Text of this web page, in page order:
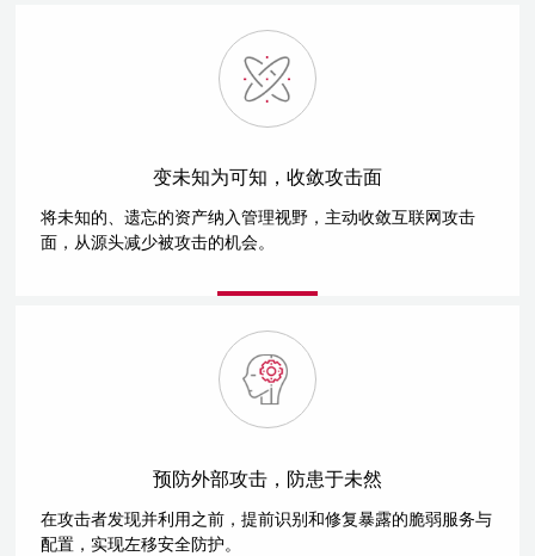
变未知为可知，收敛攻击面
将未知的、遗忘的资产纳入管理视野，主动收敛互联网攻击
面，从源头减少被攻击的机会。
预防外部攻击，防患于未然
在攻击者发现并利用之前，提前识别和修复暴露的脆弱服务与
配置，实现左移安全防护。